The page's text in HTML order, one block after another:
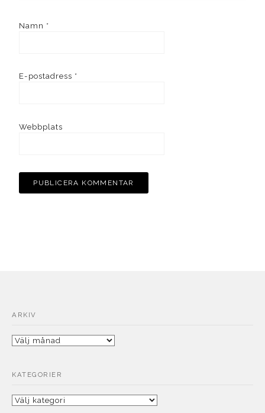
Namn *
E-postadress *
Webbplats
ARKIV
Arkiv
KATEGORIER
Kategorier